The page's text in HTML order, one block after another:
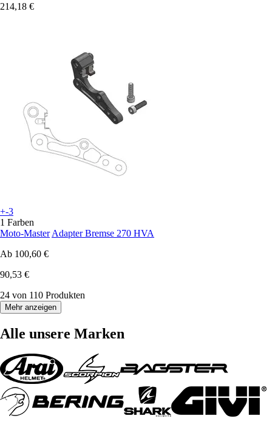
214,18 €
+-3
1 Farben
Moto-Master Adapter Bremse 270 HVA
Ab 100,60 €
90,53 €
24 von 110 Produkten
Mehr anzeigen
Alle unsere Marken